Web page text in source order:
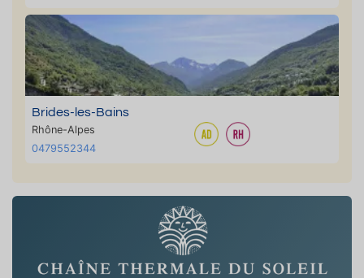
Brides-les-Bains
Rhône-Alpes
0479552344